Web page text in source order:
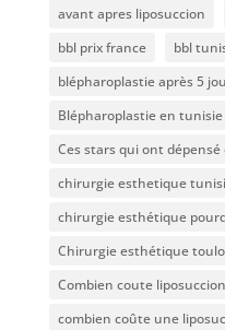
avant apres liposuccion
bbl prix france
bbl
blépharoplastie après 5
Blépharoplastie en tunisie
Ces stars qui ont
chirurgie esthetique
chirurgie esthétique
Chirurgie esthétique
Combien coute
combien coûte une